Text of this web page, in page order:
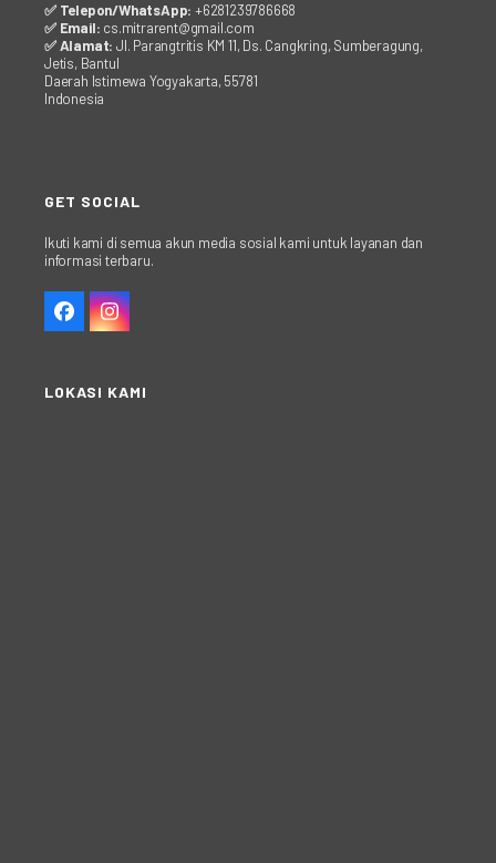
✅ Telepon/WhatsApp: +6281239786668
✅ Email: cs.mitrarent@gmail.com
✅ Alamat: Jl. Parangtritis KM 11, Ds. Cangkring, Sumberagung,
Jetis, Bantul
Daerah Istimewa Yogyakarta, 55781
Indonesia
GET SOCIAL
Ikuti kami di semua akun media sosial kami untuk layanan dan
informasi terbaru.
FacebookInstagram
LOKASI KAMI